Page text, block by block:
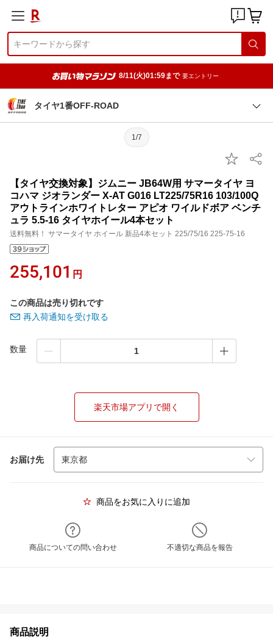
8/11(火)01:59まで 要エントリー
タイヤ1番OFF-ROAD
1/7
【タイヤ交換対象】ジムニー JB64W用 サマータイヤ ヨ
コハマ ジオランダー X-AT G016 LT225/75R16 103/100Q
アウトラインホワイトレター アピオ ワイルドボア ベンチ
ュラ 5.5-16 タイヤホイール4本セット
送料無料！ サマータイヤ ホイール 新品4本セット 225/75/16 225-75-16
255,101 円
この商品は売り切れです
再入荷通知を受け取る
数量
楽天市場アプリで開く
お届け先
商品をお気に入りに追加
商品についての問い合わせ 不適切な商品を報告
商品説明